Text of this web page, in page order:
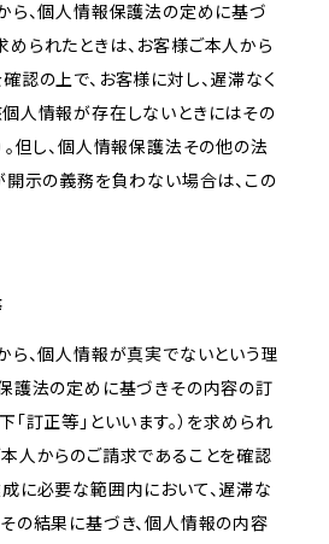
ら、個人情報保護法の定めに基づ
られたときは、お客様ご本人から
認の上で、お客様に対し、遅滞なく
人情報が存在しないときにはその
。但し、個人情報保護法その他の法
開示の義務を負わない場合は、この
ら、個人情報が真実でないという理
護法の定めに基づきその内容の訂
「訂正等」といいます。）を求められ
人からのご請求であることを確認
に必要な範囲内において、遅滞な
の結果に基づき、個人情報の内容